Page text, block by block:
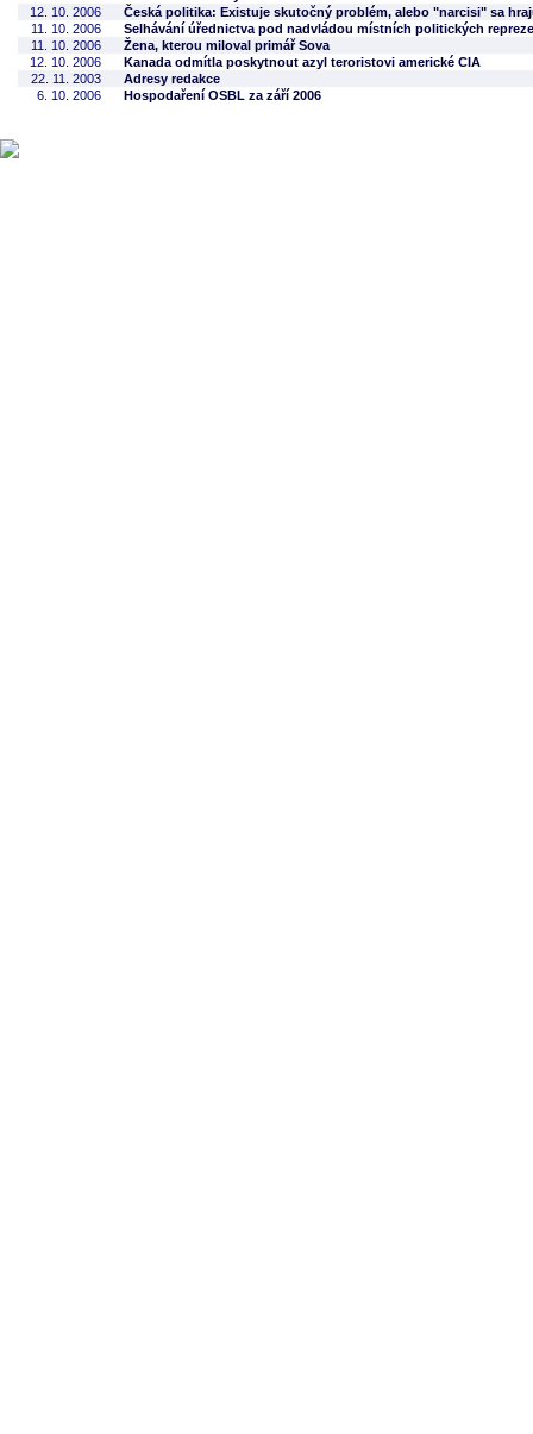
12. 10. 2006
Česká politika: Existuje skutočný problém, alebo "narcisi" sa
11. 10. 2006
Selhávání úřednictva pod nadvládou místních politických
11. 10. 2006
Žena, kterou miloval primář Sova
12. 10. 2006
Kanada odmítla poskytnout azyl teroristovi americké CIA
22. 11. 2003
Adresy redakce
6. 10. 2006
Hospodaření OSBL za září 2006